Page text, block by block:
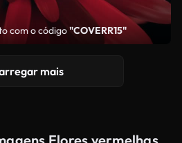
com o código"COVERR15"
mais